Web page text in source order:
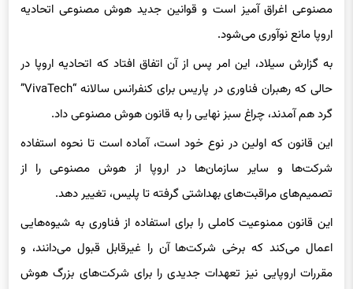
مصنوعی اغراق آمیز است و قوانین جدید هوش مصنوعی اتحادیه
اروپا مانع نوآوری می‌شود.
به گزارش سیلاد، این امر پس از آن اتفاق افتاد که اتحادیه اروپا در
حالی که رهبران فناوری در پاریس برای کنفرانس سالانه “VivaTech”
گرد هم آمدند، چراغ سبز نهایی را به قانون هوش مصنوعی داد.
این قانون که اولین در نوع خود است، آماده است تا نحوه استفاده
شرکت‌ها و سایر سازمان‌ها در اروپا از هوش مصنوعی را از
تصمیم‌های مراقبت‌های بهداشتی گرفته تا پلیس، تغییر دهد.
این قانون ممنوعیت کاملی را برای استفاده از فناوری به شیوه‌هایی
اعمال می‌کند که برخی شرکت‌ها آن را غیرقابل قبول می‌دانند، و
مقررات اروپایی نیز تعهدات جدیدی را برای شرکت‌های بزرگ هوش